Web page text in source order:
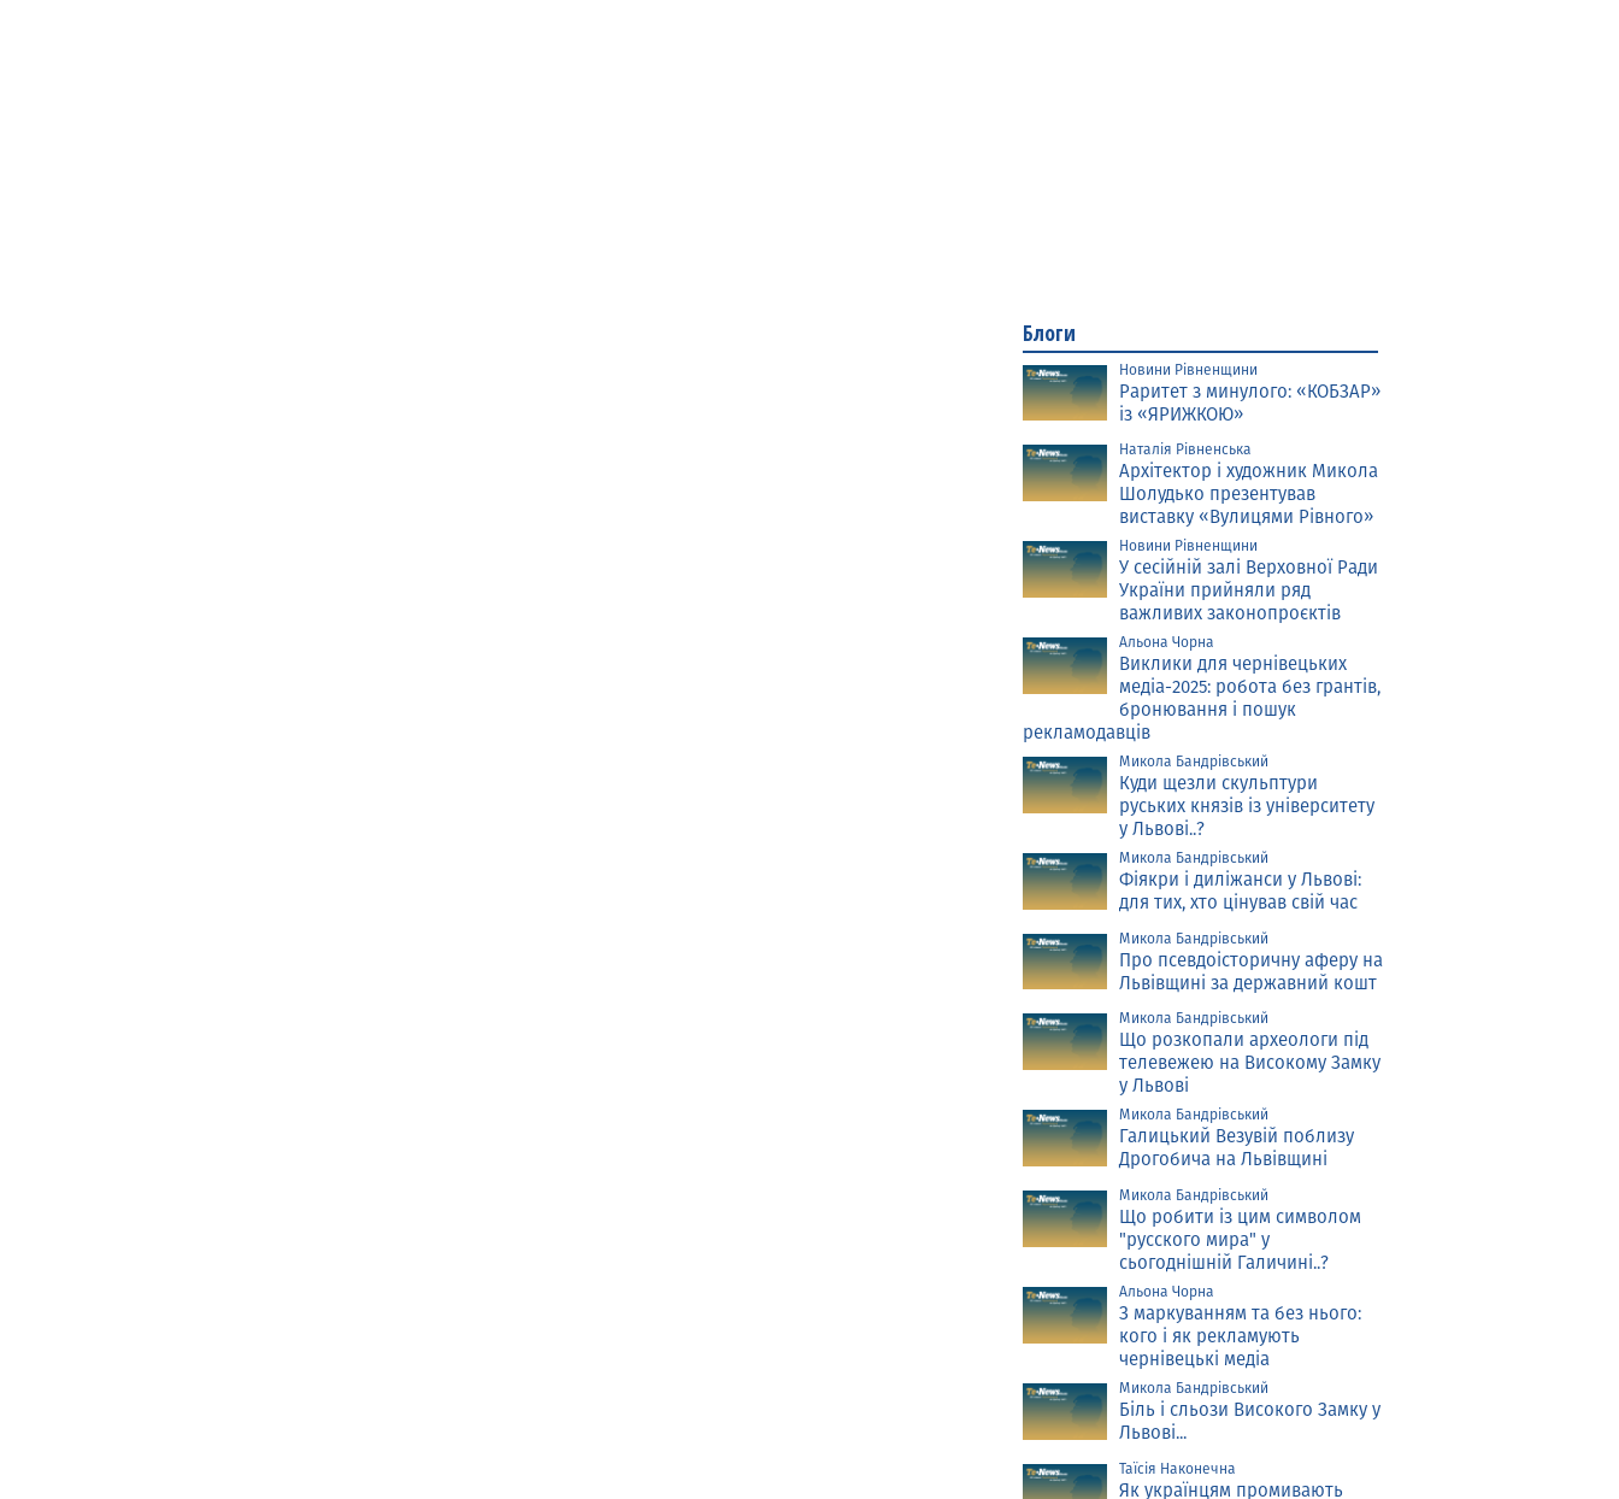
Блоги
Новини Рівненщини
Раритет з минулого: «КОБЗАР»
із «ЯРИЖКОЮ»
Наталія Рівненська
Архітектор і художник Микола
Шолудько презентував
виставку «Вулицями Рівного»
Новини Рівненщини
У сесійній залі Верховної Ради
України прийняли ряд
важливих законопроєктів
Альона Чорна
Виклики для чернівецьких
медіа-2025: робота без грантів,
бронювання і пошук
рекламодавців
Микола Бандрівський
Куди щезли скульптури
руських князів із університету
у Львові..?
Микола Бандрівський
Фіякри і диліжанси у Львові:
для тих, хто цінував свій час
Микола Бандрівський
Про псевдоісторичну аферу на
Львівщині за державний кошт
Микола Бандрівський
Що розкопали археологи під
телевежею на Високому Замку
у Львові
Микола Бандрівський
Галицький Везувій поблизу
Дрогобича на Львівщині
Микола Бандрівський
Що робити із цим символом
"русского мира" у
сьогоднішній Галичині..?
Альона Чорна
З маркуванням та без нього:
кого і як рекламують
чернівецькі медіа
Микола Бандрівський
Біль і сльози Високого Замку у
Львові...
Таїсія Наконечна
Як українцям промивають